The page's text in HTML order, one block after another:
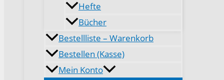
Hefte
Bücher
Bestellliste – Warenkorb
Bestellen (Kasse)
Mein Konto